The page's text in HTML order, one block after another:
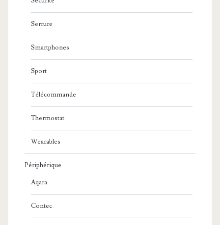
Serrure
Smartphones
Sport
Télécommande
Thermostat
Wearables
Périphérique
Aqara
Contec